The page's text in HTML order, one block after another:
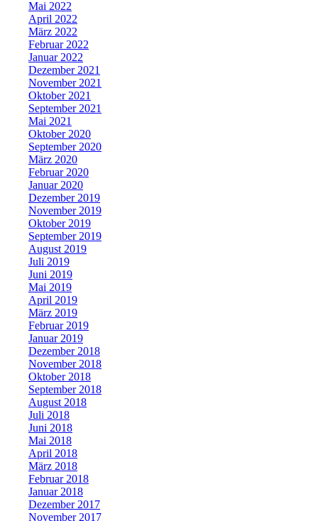
Mai 2022
April 2022
März 2022
Februar 2022
Januar 2022
Dezember 2021
November 2021
Oktober 2021
September 2021
Mai 2021
Oktober 2020
September 2020
März 2020
Februar 2020
Januar 2020
Dezember 2019
November 2019
Oktober 2019
September 2019
August 2019
Juli 2019
Juni 2019
Mai 2019
April 2019
März 2019
Februar 2019
Januar 2019
Dezember 2018
November 2018
Oktober 2018
September 2018
August 2018
Juli 2018
Juni 2018
Mai 2018
April 2018
März 2018
Februar 2018
Januar 2018
Dezember 2017
November 2017